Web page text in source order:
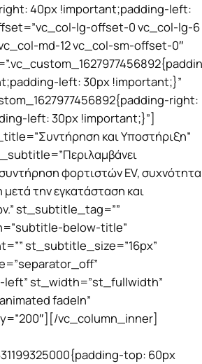
40px !important;padding-left:
lg-offset-0 vc_col-lg-6
md-12 vc_col-sm-offset-0″
left: 30px !important;}”
right:
left: 30px !important;}”]
και Υποστήριξη”
φορτιστών EV, συχνότητα
την εγκατάσταση και
st_subtitle_tag=””
below-title”
st_subtitle_size=”16px”
st_width=”st_fullwidth”
fadeIn”
vc_column_inner]
top: 60px